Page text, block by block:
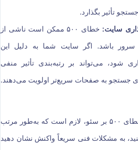
تأثیر بگذارد.
سایت: خطای ۵۰۰ ممکن است ناشی از
باشد. اگر سایت شما به دلیل این
شود، می‌تواند بر رتبه‌بندی تأثیر منفی
جستجو به صفحات سریع‌تر اولویت می‌دهند.
برای کاهش اثرات منفی خطای ۵۰۰ بر سئو، لازم است که به‌طور مرتب
به مشکلات فنی سریعاً واکنش نشان دهید